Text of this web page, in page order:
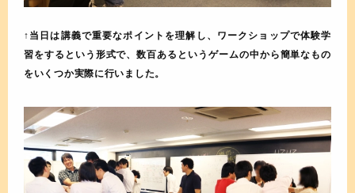
↑当日は講義で重要なポイントを理解し、ワークショップで体験学
習をするという形式で、数百あるというゲームの中から簡単なもの
をいくつか実際に行いました。